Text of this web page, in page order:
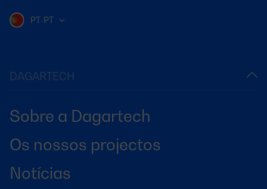
DAGARTECH
Sobre a Dagartech
Os nossos projectos
Notícias
PT-PT